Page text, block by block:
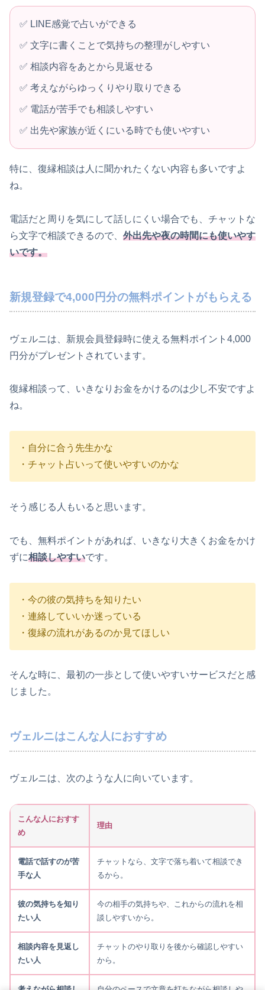
✅ LINE感覚で占いができる
✅ 文字に書くことで気持ちの整理がしやすい
✅ 相談内容をあとから見返せる
✅ 考えながらゆっくりやり取りできる
✅ 電話が苦手でも相談しやすい
✅ 出先や家族が近くにいる時でも使いやすい
特に、復縁相談は人に聞かれたくない内容も多いですよ
ね。
電話だと周りを気にして話しにくい場合でも、チャットな
ら文字で相談できるので、 外出先や夜の時間にも使いやす
いです。
新規登録で4,000円分の無料ポイントがもらえる
ヴェルニは、新規会員登録時に使える無料ポイント4,000
円分がプレゼントされています。
復縁相談って、いきなりお金をかけるのは少し不安ですよ
ね。
・自分に合う先生かな
・チャット占いって使いやすいのかな
そう感じる人もいると思います。
でも、無料ポイントがあれば、いきなり大きくお金をかけ
ずに相談しやすいです。
・今の彼の気持ちを知りたい
・連絡していいか迷っている
・復縁の流れがあるのか見てほしい
そんな時に、最初の一歩として使いやすいサービスだと感
じました。
ヴェルニはこんな人におすすめ
ヴェルニは、次のような人に向いています。
こんな人におすす
め
理由
電話で話すのが苦
手な人
チャットなら、文字で落ち着いて相談でき
るから。
彼の気持ちを知り
たい人
今の相手の気持ちや、これからの流れを相
談しやすいから。
相談内容を見返し
たい人
チャットのやり取りを後から確認しやすい
から。